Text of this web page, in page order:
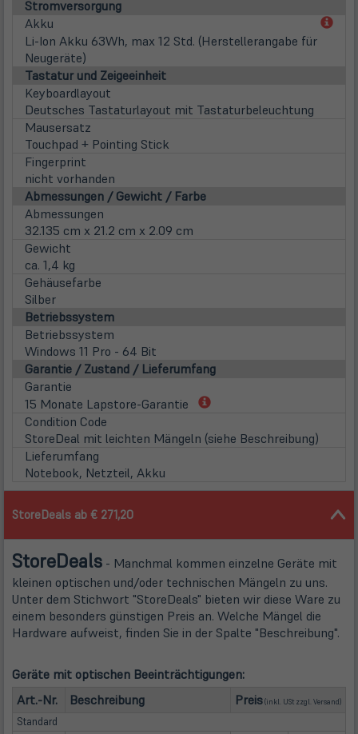
Stromversorgung
Akku
Li-Ion Akku 63Wh, max 12 Std. (Herstellerangabe für
Neugeräte)
Tastatur und Zeigeeinheit
Keyboardlayout
Deutsches Tastaturlayout mit Tastaturbeleuchtung
Mausersatz
Touchpad + Pointing Stick
Fingerprint
nicht vorhanden
Abmessungen / Gewicht / Farbe
Abmessungen
32.135 cm x 21.2 cm x 2.09 cm
Gewicht
ca. 1,4 kg
Gehäusefarbe
Silber
Betriebssystem
Betriebssystem
Windows 11 Pro - 64 Bit
Garantie / Zustand / Lieferumfang
Garantie
15 Monate Lapstore-Garantie
(öffnet
neuem
Condition Code
StoreDeal mit leichten Mängeln (siehe Beschreibung)
Lieferumfang
Notebook, Netzteil, Akku
StoreDeals ab € 271,20
StoreDeals - Manchmal kommen einzelne Geräte mit
kleinen optischen und/oder technischen Mängeln zu uns.
Unter dem Stichwort "StoreDeals" bieten wir diese Ware zu
einem besonders günstigen Preis an. Welche Mängel die
Hardware aufweist, finden Sie in der Spalte "Beschreibung".
Geräte mit optischen Beeinträchtigungen:
Art.-Nr.
Beschreibung Preis(inkl. USt zzgl. Versand)
Standard